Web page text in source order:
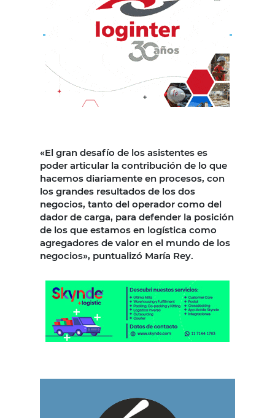
«El gran desafío de los asistentes es
poder articular la contribución de lo que
hacemos diariamente en procesos, con
los grandes resultados de los dos
negocios, tanto del operador como del
dador de carga, para defender la posición
de los que estamos en logística como
agregadores de valor en el mundo de los
negocios», puntualizó María Rey.